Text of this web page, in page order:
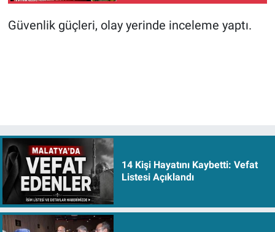
Güvenlik güçleri, olay yerinde inceleme yaptı.
14 Kişi Hayatını Kaybetti: Vefat
Listesi Açıklandı